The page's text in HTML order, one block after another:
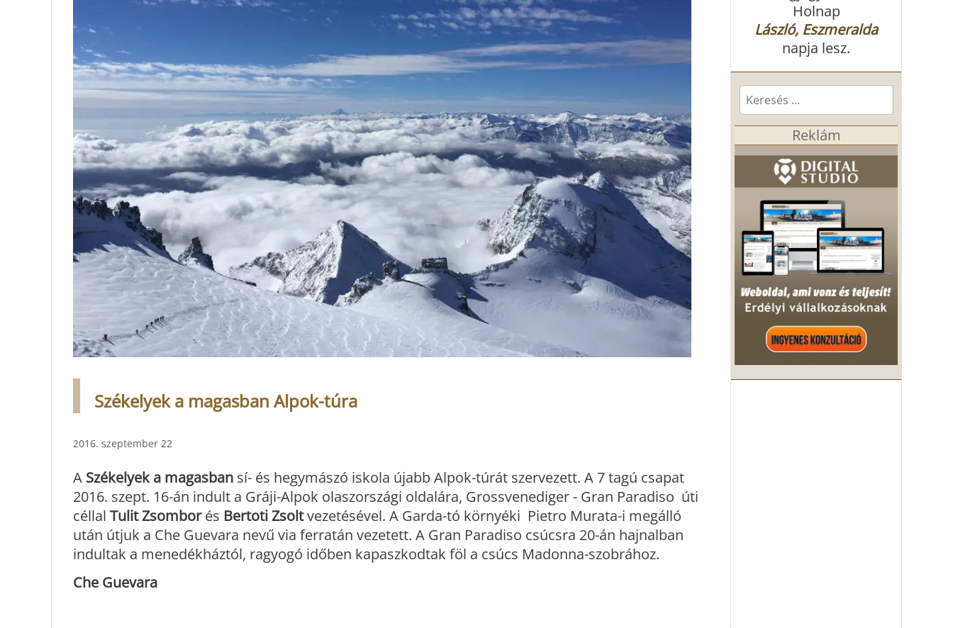
Székelyek a magasban Alpok-túra
2016. szeptember 22
A Székelyek a magasban sí- és hegymászó iskola újabb Alpok-túrát szervezett. A 7 tagú csapat
2016. szept. 16-án indult a Gráji-Alpok olaszországi oldalára, Grossvenediger - Gran Paradiso úti
céllal Tulit Zsomborés Bertoti Zsoltvezetésével. A Garda-tó környéki Pietro Murata-i megálló
után útjuk a Che Guevara nevű via ferratán vezetett. A Gran Paradiso csúcsra 20-án hajnalban
indultak a menedékháztól, ragyogó időben kapaszkodtak föl a csúcs Madonna-szobrához.
Che Guevara
Holnap
László, Eszmeralda
napja lesz.
Keresés...
Reklám